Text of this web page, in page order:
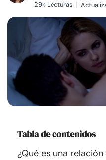
Relaciones
Familia
Ayuda
Cursos
Comunidad
29k Lecturas
Tabla de contenidos
¿Qué es una